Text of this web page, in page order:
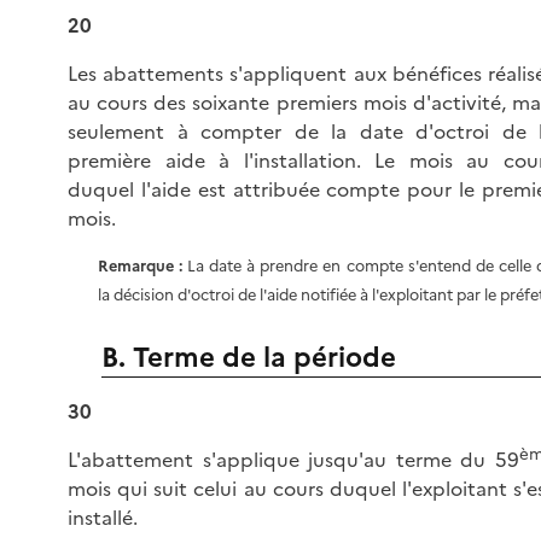
20
Les abattements s'appliquent aux bénéfices
au cours des soixante premiers mois d'activité,
seulement à compter de la date d'octroi de
première aide à l'installation. Le mois au
duquel l'aide est attribuée compte pour le
mois.
Remarque :La date à prendre en compte s'entend de celle
la décision d'octroi de l'aide notifiée à l'exploitant par le
B. Terme de la période
30
L'abattement s'applique jusqu'au terme du 59
mois qui suit celui au cours duquel l'exploitant
installé.